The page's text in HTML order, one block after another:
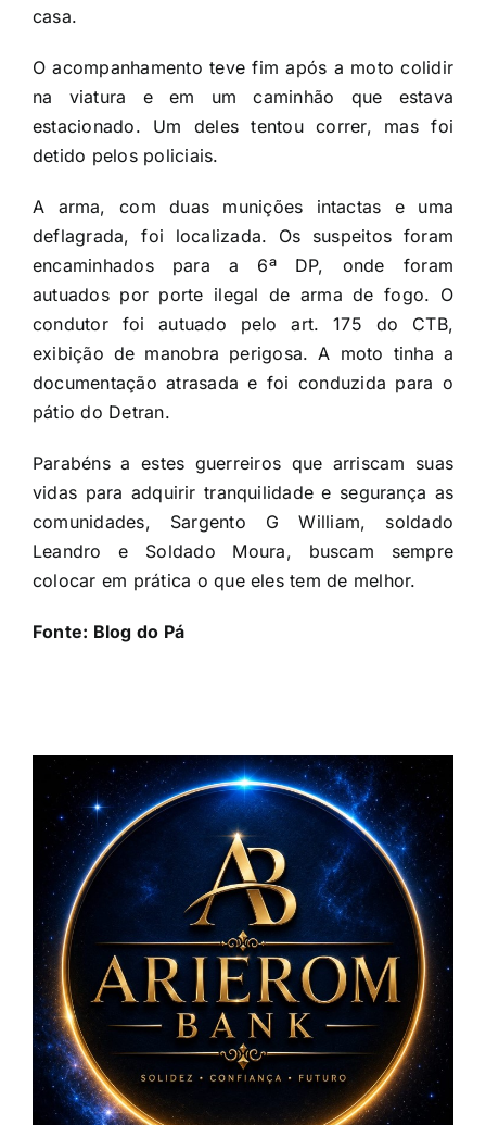
casa.
O acompanhamento teve fim após a moto colidir
na viatura e em um caminhão que estava
estacionado. Um deles tentou correr, mas foi
detido pelos policiais.
A arma, com duas munições intactas e uma
deflagrada, foi localizada. Os suspeitos foram
encaminhados para a 6ª DP, onde foram
autuados por porte ilegal de arma de fogo. O
condutor foi autuado pelo art. 175 do CTB,
exibição de manobra perigosa. A moto tinha a
documentação atrasada e foi conduzida para o
pátio do Detran.
Parabéns a estes guerreiros que arriscam suas
vidas para adquirir tranquilidade e segurança as
comunidades, Sargento G William, soldado
Leandro e Soldado Moura, buscam sempre
colocar em prática o que eles tem de melhor.
Fonte: Blog do Pá